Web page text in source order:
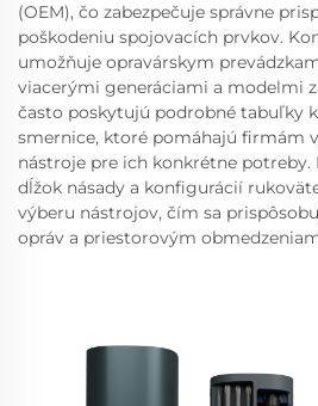
(OEM), čo zabezpečuje správne
poškodeniu spojovacích prvkov.
umožňuje opravárskym
viacerými generáciami a modelmi
často poskytujú podrobné tabuľky
smernice, ktoré pomáhajú firmám
nástroje pre ich konkrétne
dĺžok násady a konfigurácií
výberu nástrojov, čím sa
opráv a priestorovým